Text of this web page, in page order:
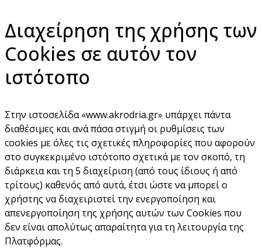
Διαχείρηση της χρήσης των
Cookies σε αυτόν τον
ιστότοπο
Στην ιστοσελίδα «www.akrodria.gr» υπάρχει πάντα
διαθέσιμες και ανά πάσα στιγμή οι ρυθμίσεις των
cookies με όλες τις σχετικές πληροφορίες που αφορούν
στο συγκεκριμένο ιστότοπο σχετικά με τον σκοπό, τη
διάρκεια και τη 5 διαχείριση (από τους ίδιους ή από
τρίτους) καθενός από αυτά, έτσι ώστε να μπορεί ο
χρήστης να διαχειριστεί την ενεργοποίηση και
απενεργοποίηση της χρήσης αυτών των Cookies που
δεν είναι απολύτως απαραίτητα για τη λειτουργία της
Πλατφόρμας.